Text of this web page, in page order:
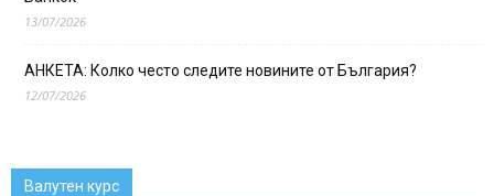
13/07/2026
АНКЕТА: Колко често следите новините от България?
12/07/2026
Валутен курс